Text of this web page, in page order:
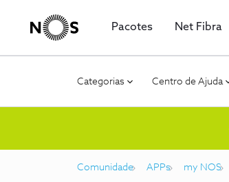
Pacotes Net Fibra
Categorias Centro de Ajuda
Comunidade APPs my NOS